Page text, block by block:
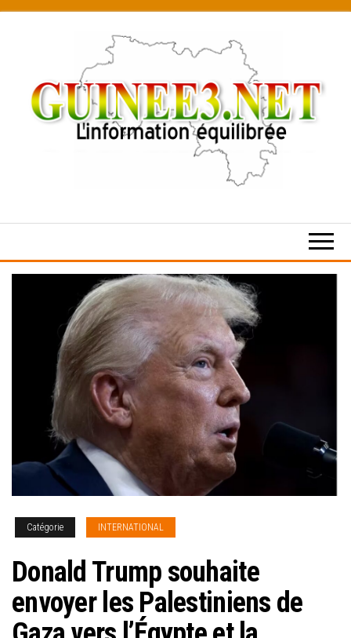
content
Catégorie INTERNATIONAL
Donald Trump souhaite
envoyer les Palestiniens de